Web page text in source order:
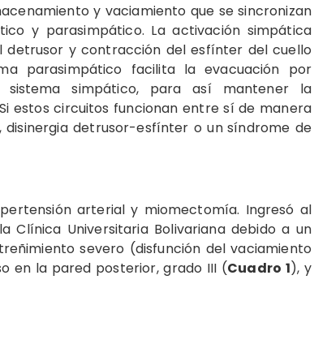
y vaciamiento que se sincronizan
y parasimpático. La activación simpática
y contracción del esfínter del cuello
parasimpático facilita la evacuación por
simpático, para así mantener la
estos circuitos funcionan entre sí de manera
disinergia detrusor-esfínter o un síndrome de
arterial y miomectomía. Ingresó al
Clínica Universitaria Bolivariana debido a un
severo (disfunción del vaciamiento
en la pared posterior, grado III (Cuadro 1), y